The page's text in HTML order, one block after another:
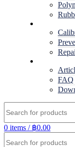
FAQ
0 items / ฿0.00